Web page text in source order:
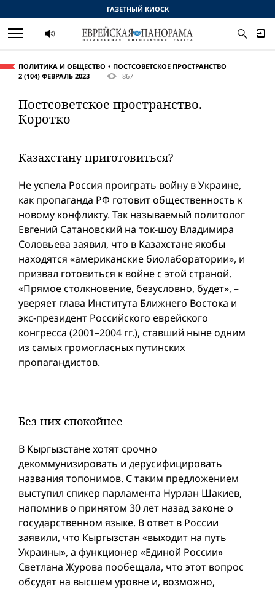
ПОЛИТИКА И ОБЩЕСТВО
ПОСТСОВЕТСКОЕ ПРОСТРАНСТВО
2 (104) ФЕВРАЛЬ 2023
867
Постсоветское пространство.
Коротко
Казахстану приготовиться?
Не успела Россия проиграть вой­ну в Украине,
как пропаганда РФ готовит общественность к
новому конфликту. Так называемый политолог
Евгений Сатановский на ток-шоу Владимира
Соловьева заявил, что в Казахстане якобы
находятся «американские биолаборатории», и
призвал готовиться к войне с этой страной.
«Прямое столкновение, безусловно, будет», –
уверяет глава Института Ближнего Востока и
экс-президент Российского еврейского
конгресса (2001–2004 гг.), ставший ныне одним
из самых громогласных путинских
пропагандистов.
Без них спокойнее
В Кыргызстане хотят срочно
декоммунизировать и дерусифицировать
названия топонимов. С таким предложением
выступил спикер парламента Нурлан Шакиев,
напомнив о принятом 30 лет назад законе о
государственном языке. В ответ в России
заявили, что Кыргызстан «выходит на путь
Украины», а функционер «Единой России»
Светлана Журова пообещала, что этот вопрос
обсудят на высшем уровне и, возможно,
ГАЗЕТНЫЙ КИОСК